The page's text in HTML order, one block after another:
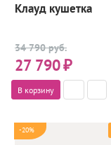
Клауд кушетка
34 790 руб.
27 790₽
В корзину
-20%